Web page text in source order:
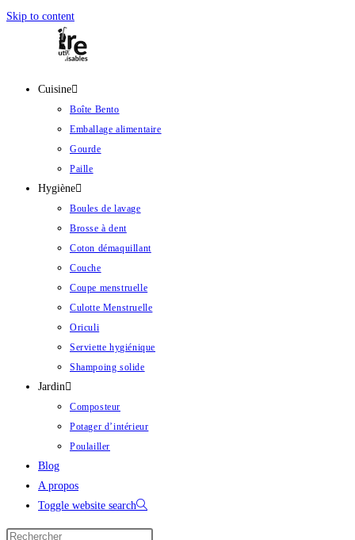
Skip to content
Cuisine
Boîte Bento
Emballage alimentaire
Gourde
Paille
Hygiène
Boules de lavage
Brosse à dent
Coton démaquillant
Couche
Coupe menstruelle
Culotte Menstruelle
Oriculi
Serviette hygiénique
Shampoing solide
Jardin
Composteur
Potager d’intérieur
Poulailler
Blog
A propos
Toggle website search